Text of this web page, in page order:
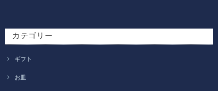
カテゴリー
ギフト
お皿